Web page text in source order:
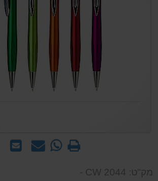
שלח
שאל WhatsApp
מק"ט: CW 2044 -